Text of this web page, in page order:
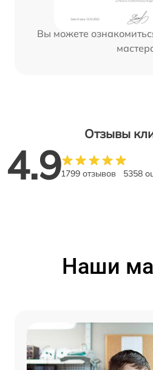
Вы можете
Отзывы
4.91799 отзывов 5358
Наши